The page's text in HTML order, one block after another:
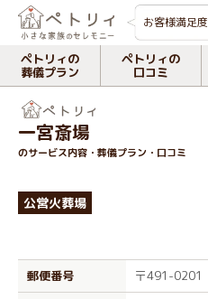
お客様満足度
ペトリィの
葬儀プラン
ペトリィの
口コミ
一宮斎場
のサービス内容・葬儀プラン・口コミ
公営火葬場
郵便番号
〒491-0201